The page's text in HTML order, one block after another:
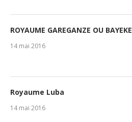
ROYAUME GAREGANZE OU BAYEKE
14 mai 2016
Royaume Luba
14 mai 2016